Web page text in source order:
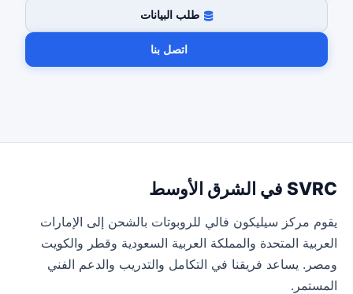
طلب البيانات
اتصل بنا
SVRC في الشرق الأوسط
يقوم مركز سيليكون فالي للروبوتات بالشحن إلى الإمارات
العربية المتحدة والمملكة العربية السعودية وقطر والكويت
ومصر. يساعد فريقنا في التكامل والتدريب والدعم الفني
المستمر.